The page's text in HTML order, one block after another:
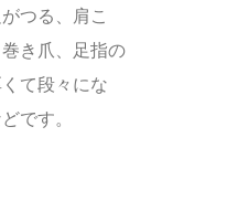
つる、肩こ
き爪、足指の
て段々にな
です。